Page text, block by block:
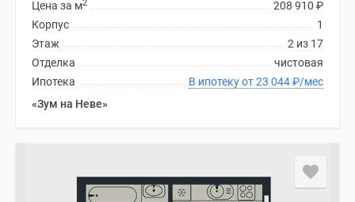
208 910 ₽
Цена за м2
1
Корпус
2 из 17
Этаж
чистовая
Отделка
В ипотеку от 23 044₽/мес
Ипотека
«Зум на Неве»